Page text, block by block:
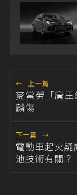
← 上一篇
麥當勞「魔
麟傷
下一篇 →
電動車起火
池技術有關？